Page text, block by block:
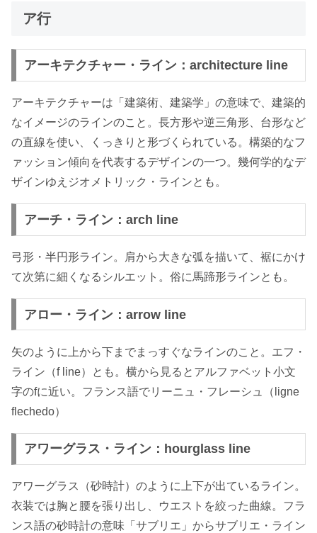
ア行
アーキテクチャー・ライン：architecture line
アーキテクチャーは「建築術、建築学」の意味で、建築的
なイメージのラインのこと。長方形や逆三角形、台形など
の直線を使い、くっきりと形づくられている。構築的なフ
ァッション傾向を代表するデザインの一つ。幾何学的なデ
ザインゆえジオメトリック・ラインとも。
アーチ・ライン：arch line
弓形・半円形ライン。肩から大きな弧を描いて、裾にかけ
て次第に細くなるシルエット。俗に馬蹄形ラインとも。
アロー・ライン：arrow line
矢のように上から下までまっすぐなラインのこと。エフ・
ライン（f line）とも。横から見るとアルファベット小文
字のfに近い。フランス語でリーニュ・フレーシュ（ligne
flechedo）
アワーグラス・ライン：hourglass line
アワーグラス（砂時計）のように上下が出ているライン。
衣装では胸と腰を張り出し、ウエストを絞った曲線。フラ
ンス語の砂時計の意味「サブリエ」からサブリエ・ライン